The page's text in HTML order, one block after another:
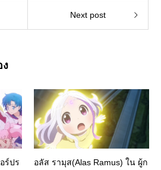
Next post
ง
ร์ปร
อลัส รามุส(Alas Ramus) ใน ผู้ก